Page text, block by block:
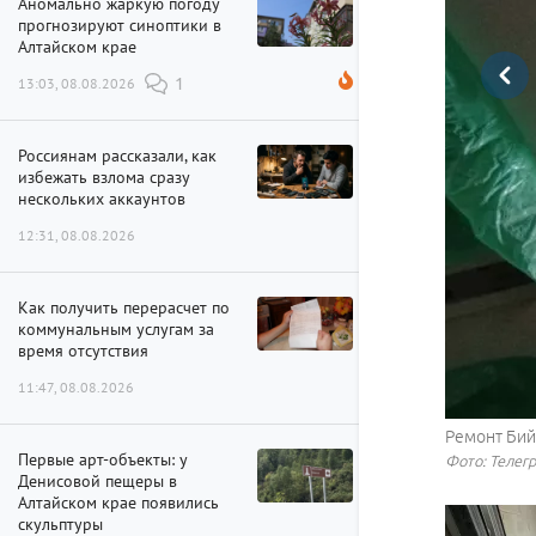
прогнозируют синоптики в
Алтайском крае
13:03, 08.08.2026 1
Россиянам рассказали, как
избежать взлома сразу
нескольких аккаунтов
12:31, 08.08.2026
Как получить перерасчет по
коммунальным услугам за
время отсутствия
11:47, 08.08.2026
Первые арт-объекты: у
Денисовой пещеры в
Алтайском крае появились
скульптуры
Ремонт
Фото:
Ремонт
Фото:
Ремонт
Фото:
Ремонт
Фото:
Ремонт
Фото:
Ремонт
Фото:
Ремонт
Фото: